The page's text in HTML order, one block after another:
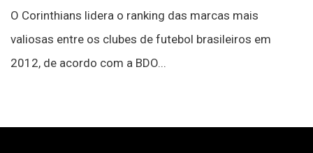
O Corinthians lidera o ranking das marcas mais
valiosas entre os clubes de futebol brasileiros em
2012, de acordo com a BDO...